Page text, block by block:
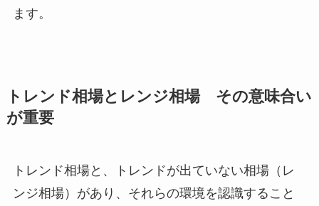
ます。
トレンド相場とレンジ相場 その意味合い
が重要
トレンド相場と、トレンドが出ていない相場（レ
ンジ相場）があり、それらの環境を認識すること